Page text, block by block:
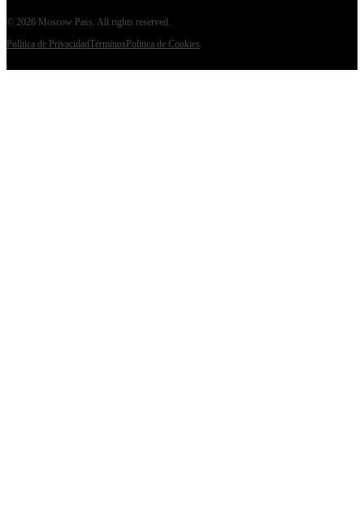
© 2026 Moscow Pass. All rights reserved.
Política de PrivacidadTérminos Política de Cookies